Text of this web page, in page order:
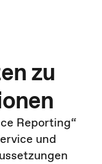
zu
Reporting“
und